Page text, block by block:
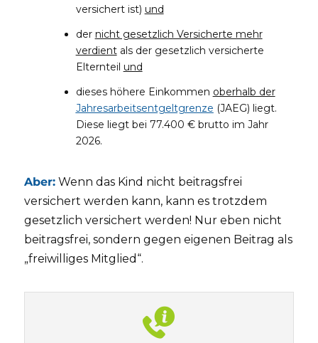
versichert ist) und
der nicht gesetzlich Versicherte mehr
verdientals der gesetzlich versicherte
Elternteil und
dieses höhere Einkommen oberhalb der
Jahresarbeitsentgeltgrenze (JAEG) liegt.
Diese liegt bei 77.400 € brutto im Jahr
2026.
Aber:Wenn das Kind nicht beitragsfrei
versichert werden kann, kann es trotzdem
gesetzlich versichert werden! Nur eben nicht
beitragsfrei, sondern gegen eigenen Beitrag als
„freiwilliges Mitglied“.